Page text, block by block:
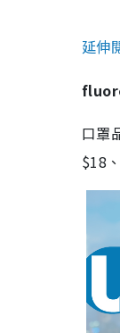
延伸
口罩
$18